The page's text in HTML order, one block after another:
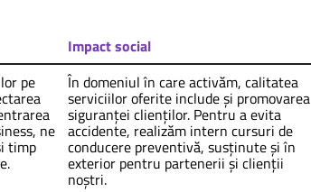
Impact social
pe
ne
timp
În domeniul în care activăm, calitatea
serviciilor oferite include și promovarea
siguranței clienților. Pentru a evita
accidente, realizăm intern cursuri de
conducere preventivă, susținute și în
exterior pentru partenerii și clienții
noștri.